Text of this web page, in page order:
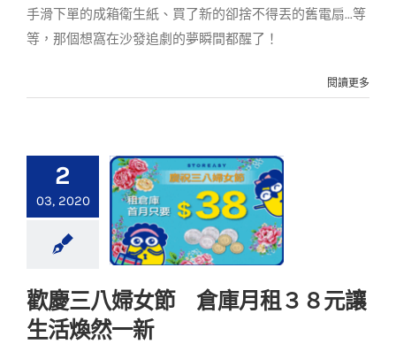
手滑下單的成箱衛生紙、買了新的卻捨不得丟的舊電扇...等
等，那個想窩在沙發追劇的夢瞬間都醒了！
閱讀更多
2
03, 2020
歡慶三八婦女節 倉
庫月租３８元讓生活
歡慶三八婦女節 倉庫月租３８元讓
生活煥然一新